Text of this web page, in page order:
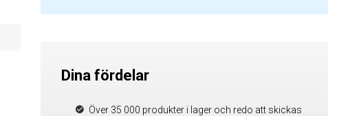
Dina fördelar
Över 35 000 produkter i lager och redo att skickas